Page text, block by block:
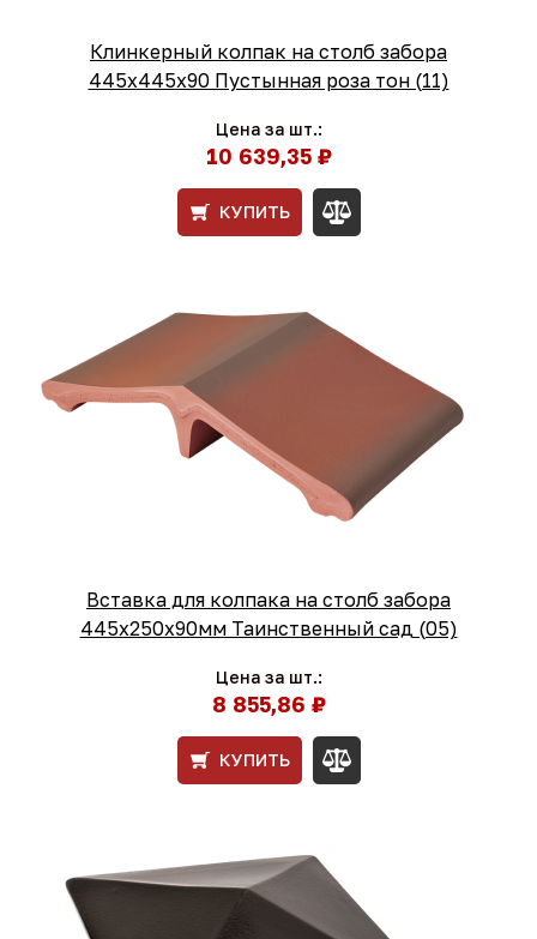
Клинкерный колпак на столб забора
445х445х90 Пустынная роза тон (11)
Цена за шт.:
10 639,35 ₽
КУПИТЬ
Вставка для колпака на столб забора
445x250x90мм Таинственный сад (05)
Цена за шт.:
8 855,86 ₽
КУПИТЬ